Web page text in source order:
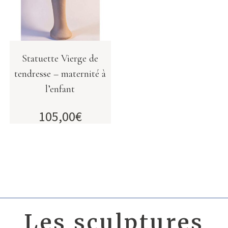
Statuette Vierge de
tendresse – maternité à
l’enfant
105,00€
Les sculptures